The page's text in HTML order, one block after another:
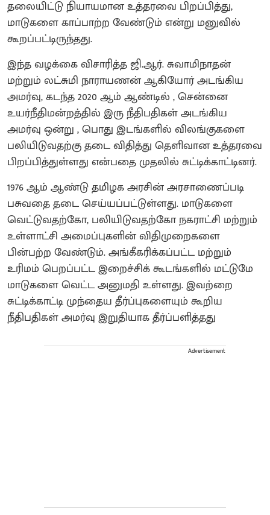
தலையிட்டு நியாயமான உத்தரவை பிறப்பித்து,
மாடுகளை காப்பாற்ற வேண்டும் என்று மனுவில்
கூறப்பட்டிருந்தது.
இந்த வழக்கை விசாரித்த ஜி.ஆர். சுவாமிநாதன்
மற்றும் லட்சுமி நாராயணன் ஆகியோர் அடங்கிய
அமர்வு, கடந்த 2020 ஆம் ஆண்டில் , சென்னை
உயர்நீதிமன்றத்தில் இரு நீதிபதிகள் அடங்கிய
அமர்வு ஒன்று , பொது இடங்களில் விலங்குகளை
பலியிடுவதற்கு தடை விதித்து தெளிவான உத்தரவை
பிறப்பித்துள்ளது என்பதை முதலில் சுட்டிக்காட்டினர்.
1976 ஆம் ஆண்டு தமிழக அரசின் அரசாணைப்படி
பசுவதை தடை செய்யப்பட்டுள்ளது. மாடுகளை
வெட்டுவதற்கோ, பலியிடுவதற்கோ நகராட்சி மற்றும்
உள்ளாட்சி அமைப்புகளின் விதிமுறைகளை
பின்பற்ற வேண்டும். அங்கீகரிக்கப்பட்ட மற்றும்
உரிமம் பெறப்பட்ட இறைச்சிக் கூடங்களில் மட்டுமே
மாடுகளை வெட்ட அனுமதி உள்ளது. இவற்றை
சுட்டிக்காட்டி முந்தைய தீர்ப்புகளையும் கூறிய
நீதிபதிகள் அமர்வு இறுதியாக தீர்ப்பளித்தது
Advertisement